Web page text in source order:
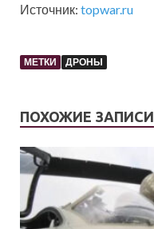
Источник: topwar.ru
МЕТКИ ДРОНЫ
ПОХОЖИЕ ЗАПИСИ